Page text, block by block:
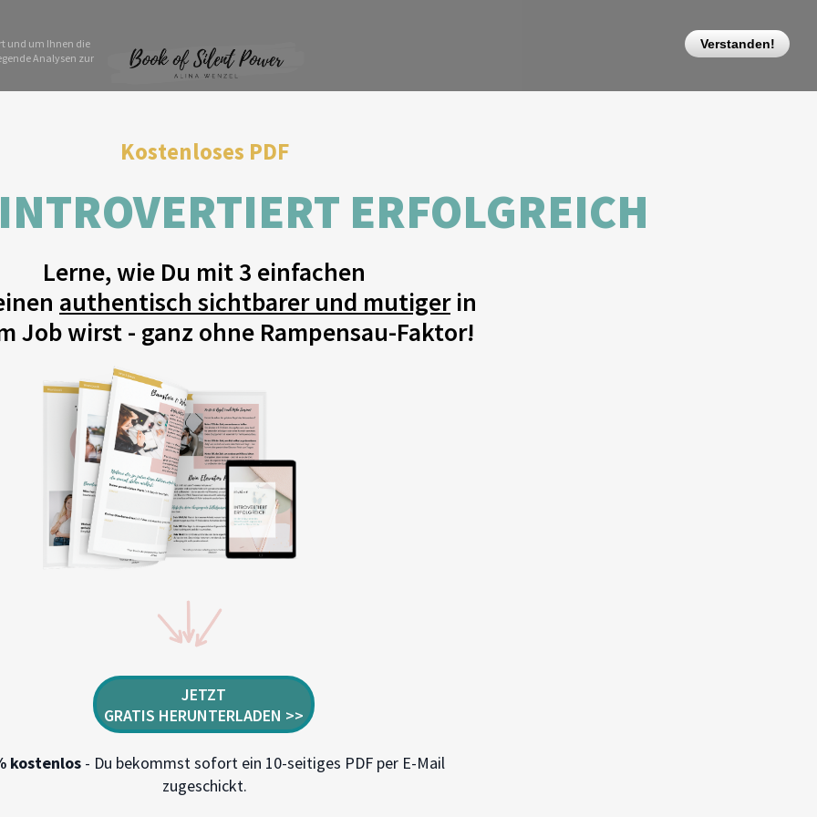
und um Ihnen die
Analysen zur
Verstanden!
JETZT
GRATIS HERUNTERLADEN >>
Lerne, wie Du mit 3 einfachen
authentisch sichtbarer und mutigerin
Job wirst - ganz ohne Rampensau-Faktor!
ERFOLGREICH
Kostenloses PDF
kostenlos- Du bekommst sofort ein 10-seitiges PDF per E-Mail
zugeschickt.